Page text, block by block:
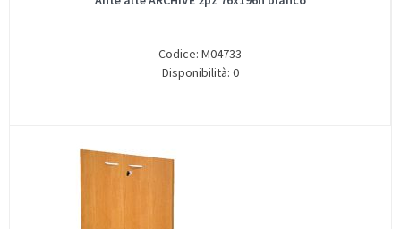
Codice: M04733
Disponibilità: 0